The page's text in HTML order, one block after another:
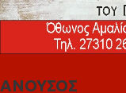
ΑΝΟΥΣΟΣ